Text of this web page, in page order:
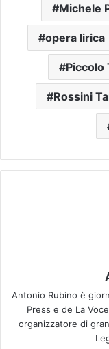
Michele
opera lirica
Piccolo
Rossini
Antonio Rubino è
Press e de La
organizzatore di